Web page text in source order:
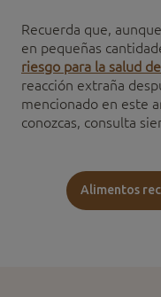
Recuerda que,
en pequeñas
riesgo para la salud
reacción extraña
mencionado en este
conozcas, consulta
Alimentos